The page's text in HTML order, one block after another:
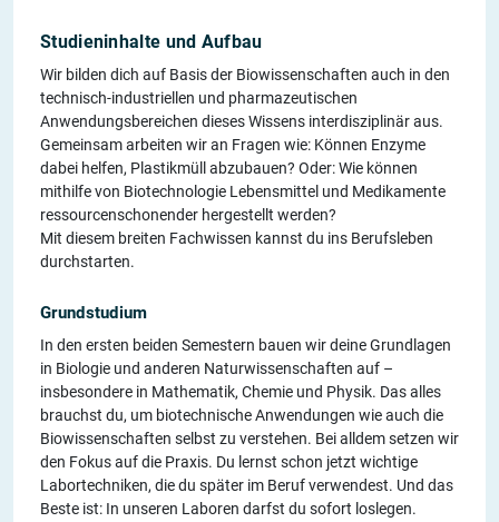
Studieninhalte und Aufbau
Wir bilden dich auf Basis der Biowissenschaften auch in den
technisch-industriellen und pharmazeutischen
Anwendungsbereichen dieses Wissens interdisziplinär aus.
Gemeinsam arbeiten wir an Fragen wie: Können Enzyme
dabei helfen, Plastikmüll abzubauen? Oder: Wie können
mithilfe von Biotechnologie Lebensmittel und Medikamente
ressourcenschonender hergestellt werden?
Mit diesem breiten Fachwissen kannst du ins Berufsleben
durchstarten.
Grundstudium
In den ersten beiden Semestern bauen wir deine Grundlagen
in Biologie und anderen Naturwissenschaften auf –
insbesondere in Mathematik, Chemie und Physik. Das alles
brauchst du, um biotechnische Anwendungen wie auch die
Biowissenschaften selbst zu verstehen. Bei alldem setzen wir
den Fokus auf die Praxis. Du lernst schon jetzt wichtige
Labortechniken, die du später im Beruf verwendest. Und das
Beste ist: In unseren Laboren darfst du sofort loslegen.